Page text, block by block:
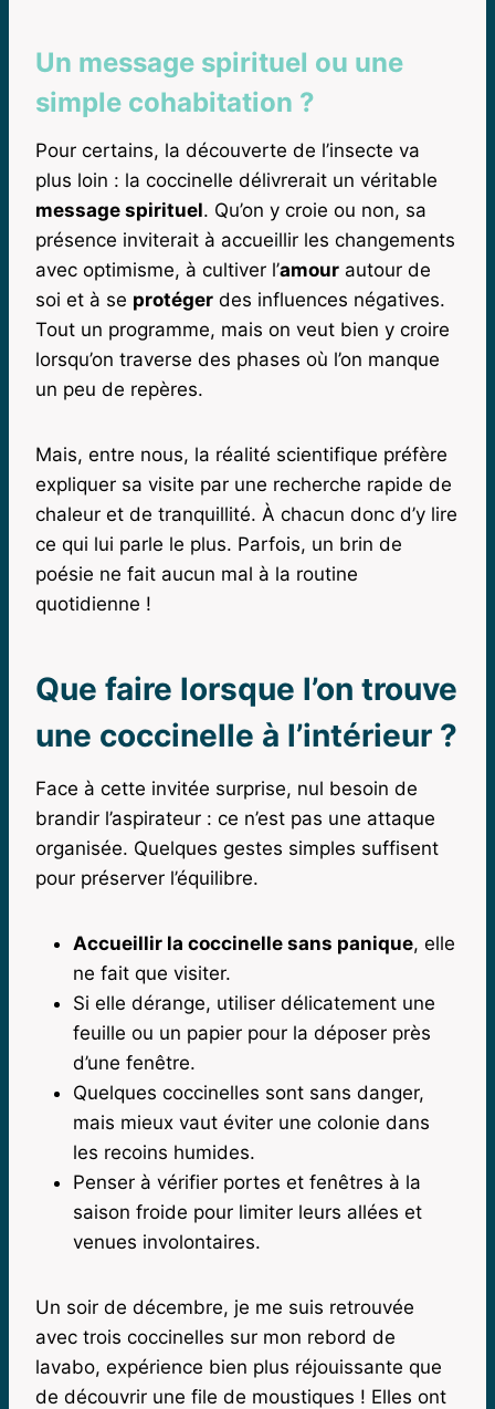
Un message spirituel ou une
simple cohabitation ?
Pour certains, la découverte de l’insecte va
plus loin : la coccinelle délivrerait un véritable
message spirituel. Qu’on y croie ou non, sa
présence inviterait à accueillir les changements
avec optimisme, à cultiver l’amour autour de
soi et à se protéger des influences négatives.
Tout un programme, mais on veut bien y croire
lorsqu’on traverse des phases où l’on manque
un peu de repères.
Mais, entre nous, la réalité scientifique préfère
expliquer sa visite par une recherche rapide de
chaleur et de tranquillité. À chacun donc d’y lire
ce qui lui parle le plus. Parfois, un brin de
poésie ne fait aucun mal à la routine
quotidienne !
Que faire lorsque l’on trouve
une coccinelle à l’intérieur ?
Face à cette invitée surprise, nul besoin de
brandir l’aspirateur : ce n’est pas une attaque
organisée. Quelques gestes simples suffisent
pour préserver l’équilibre.
Accueillir la coccinelle sans panique, elle
ne fait que visiter.
Si elle dérange, utiliser délicatement une
feuille ou un papier pour la déposer près
d’une fenêtre.
Quelques coccinelles sont sans danger,
mais mieux vaut éviter une colonie dans
les recoins humides.
Penser à vérifier portes et fenêtres à la
saison froide pour limiter leurs allées et
venues involontaires.
Un soir de décembre, je me suis retrouvée
avec trois coccinelles sur mon rebord de
lavabo, expérience bien plus réjouissante que
de découvrir une file de moustiques ! Elles ont